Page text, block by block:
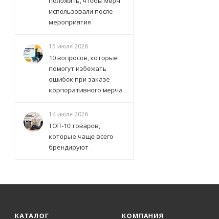
использовали после
мероприятия
15 июля 2026
10 вопросов, которые
помогут избежать
ошибок при заказе
корпоративного мерча
14 июля 2026
ТОП-10 товаров,
которые чаще всего
брендируют
КАТАЛОГ КОМПАНИЯ